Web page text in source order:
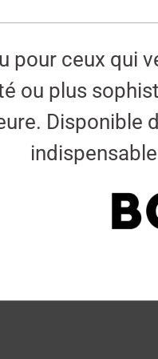
pour ceux qui
ou plus
Disponible